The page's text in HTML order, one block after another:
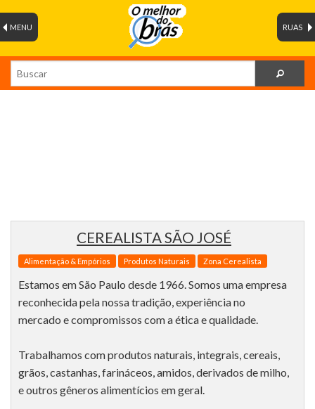
RUAS
MENU
CEREALISTA SÃO JOSÉ
Alimentação & Empórios Produtos Naturais Zona Cerealista
Estamos em São Paulo desde 1966. Somos uma empresa
reconhecida pela nossa tradição, experiência no
mercado e compromissos com a ética e qualidade.
Trabalhamos com produtos naturais, integrais, cereais,
grãos, castanhas, farináceos, amidos, derivados de milho,
e outros gêneros alimentícios em geral.